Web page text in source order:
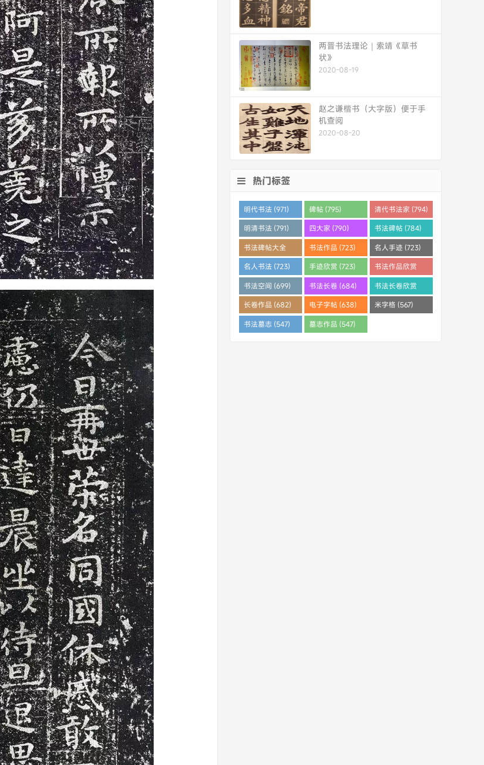
两晋书法理论｜索靖《草书
状》
2020-08-19
赵之谦楷书（大字版）便于手
机查阅
2020-08-20
热门标签
明代书法 (971) 碑帖 (795) 清代书法家 (794)
明清书法 (791) 四大家 (790) 书法碑帖 (784)
书法碑帖大全
(784)
书法作品 (723) 名人手迹 (723)
名人书法 (723) 手迹欣赏 (723)
书法作品欣赏
(710)
书法空间 (699) 书法长卷 (684)
书法长卷欣赏
(682)
长卷作品 (682) 电子字帖 (638) 米字格 (567)
书法墓志 (547) 墓志作品 (547)